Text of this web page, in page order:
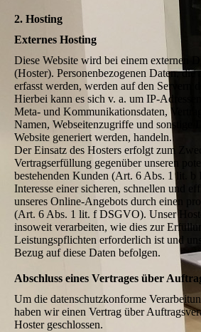
2. Hosting
Externes Hosting
Diese Website wird bei einem externen
(Hoster). Personenbezogenen Daten, die
erfasst werden, werden auf den Servern
Hierbei kann es sich v. a. um IP-
Meta- und Kommunikationsdaten,
Namen, Webseitenzugriffe und sonstige
Website generiert werden, handeln.
Der Einsatz des Hosters erfolgt zum
Vertragserfüllung gegenüber unseren
bestehenden Kunden (Art. 6 Abs. 1 lit. b
Interesse einer sicheren, schnellen und
unseres Online-Angebots durch einen
(Art. 6 Abs. 1 lit. f DSGVO). Unser
insoweit verarbeiten, wie dies zur
Leistungspflichten erforderlich ist und
Bezug auf diese Daten befolgen.
Abschluss eines Vertrages über
Um die datenschutzkonforme
haben wir einen Vertrag über
Hoster geschlossen.